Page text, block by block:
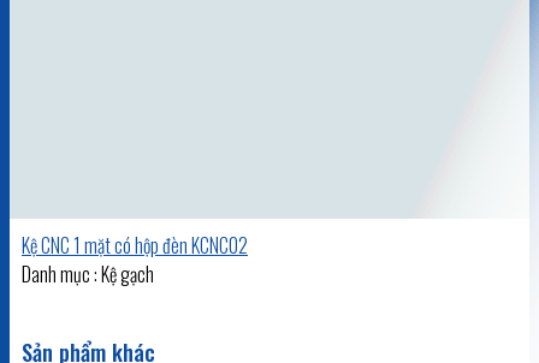
Kệ CNC 1 mặt có hộp đèn KCNC02
Danh mục : Kệ gạch
Sản phẩm khác